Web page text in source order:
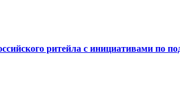
ритейла с инициативами по